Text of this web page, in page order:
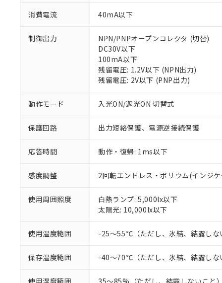
消費電流 40mA以下
制御出力
NPN/PNPオープンコレクタ (切替)
DC30V以下
100mA以下
残留電圧: 1.2V以下 (NPN出力)
残留電圧: 2V以下 (PNP出力)
動作モード 入光ON/遮光ON 切替式
保護回路 出力短絡保護、電源逆接続保護
応答時間 動作・復帰: 1ms以下
感度調整 2回転エンドレス・ボリウム(インジ
使用周囲照度
白熱ランプ: 5,000lx以下
太陽光: 10,000lx以下
使用温度範囲 -25～55℃（ただし、氷結、結露しな
保存温度範囲 -40～70℃（ただし、氷結、結露しな
使用湿度範囲 35～85%（ただし、結露しないこと）
ご利用条件
以下の条件をお読
くものです。
当社制御機
在庫状況お
のであり、
正式な納期
※1 対応状況
対応済み：EU
対応予定：EU
対応予定なし：
調査・確認中：
非該当品：ライセ
仕入先様の事情
*EU RoHS指令（10物質
鉛(Pb) 1000ppm以下、
六価クロム(Cr(Ⅵ))
フタル酸ビス(2-エチル
ル（DBP） 1000ppm
フタル酸エステル類の
※1 中国
「○」：最大均質
「×」：最大均質
「－」：未確認で
Cr(Ⅵ)(六価クロム) :
DEHP(フタル酸ビス(2-
などの必要な
当社は規制
ます。
当社は貴社
置等に一切使
記
号
説明
○ 一定数以